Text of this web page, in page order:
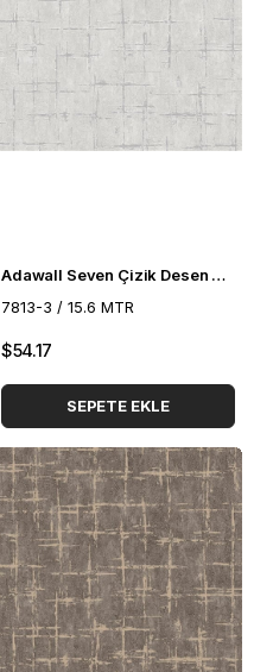
Adawall Seven Çizik Desen Duvar Kağıdı 7813-3
7813-3 / 15.6 MTR
$54.17
SEPETE EKLE